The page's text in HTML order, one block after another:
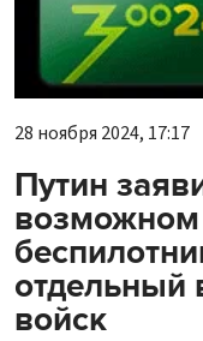
28 ноября 2024, 17:17
Путин
отдельный
войск